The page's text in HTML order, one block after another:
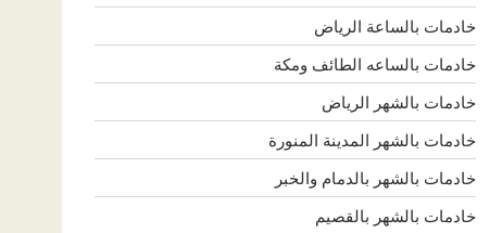
خادمات بالساعة الرياض
خادمات بالساعه الطائف ومكة
خادمات بالشهر الرياض
خادمات بالشهر المدينة المنورة
خادمات بالشهر بالدمام والخبر
خادمات بالشهر بالقصيم